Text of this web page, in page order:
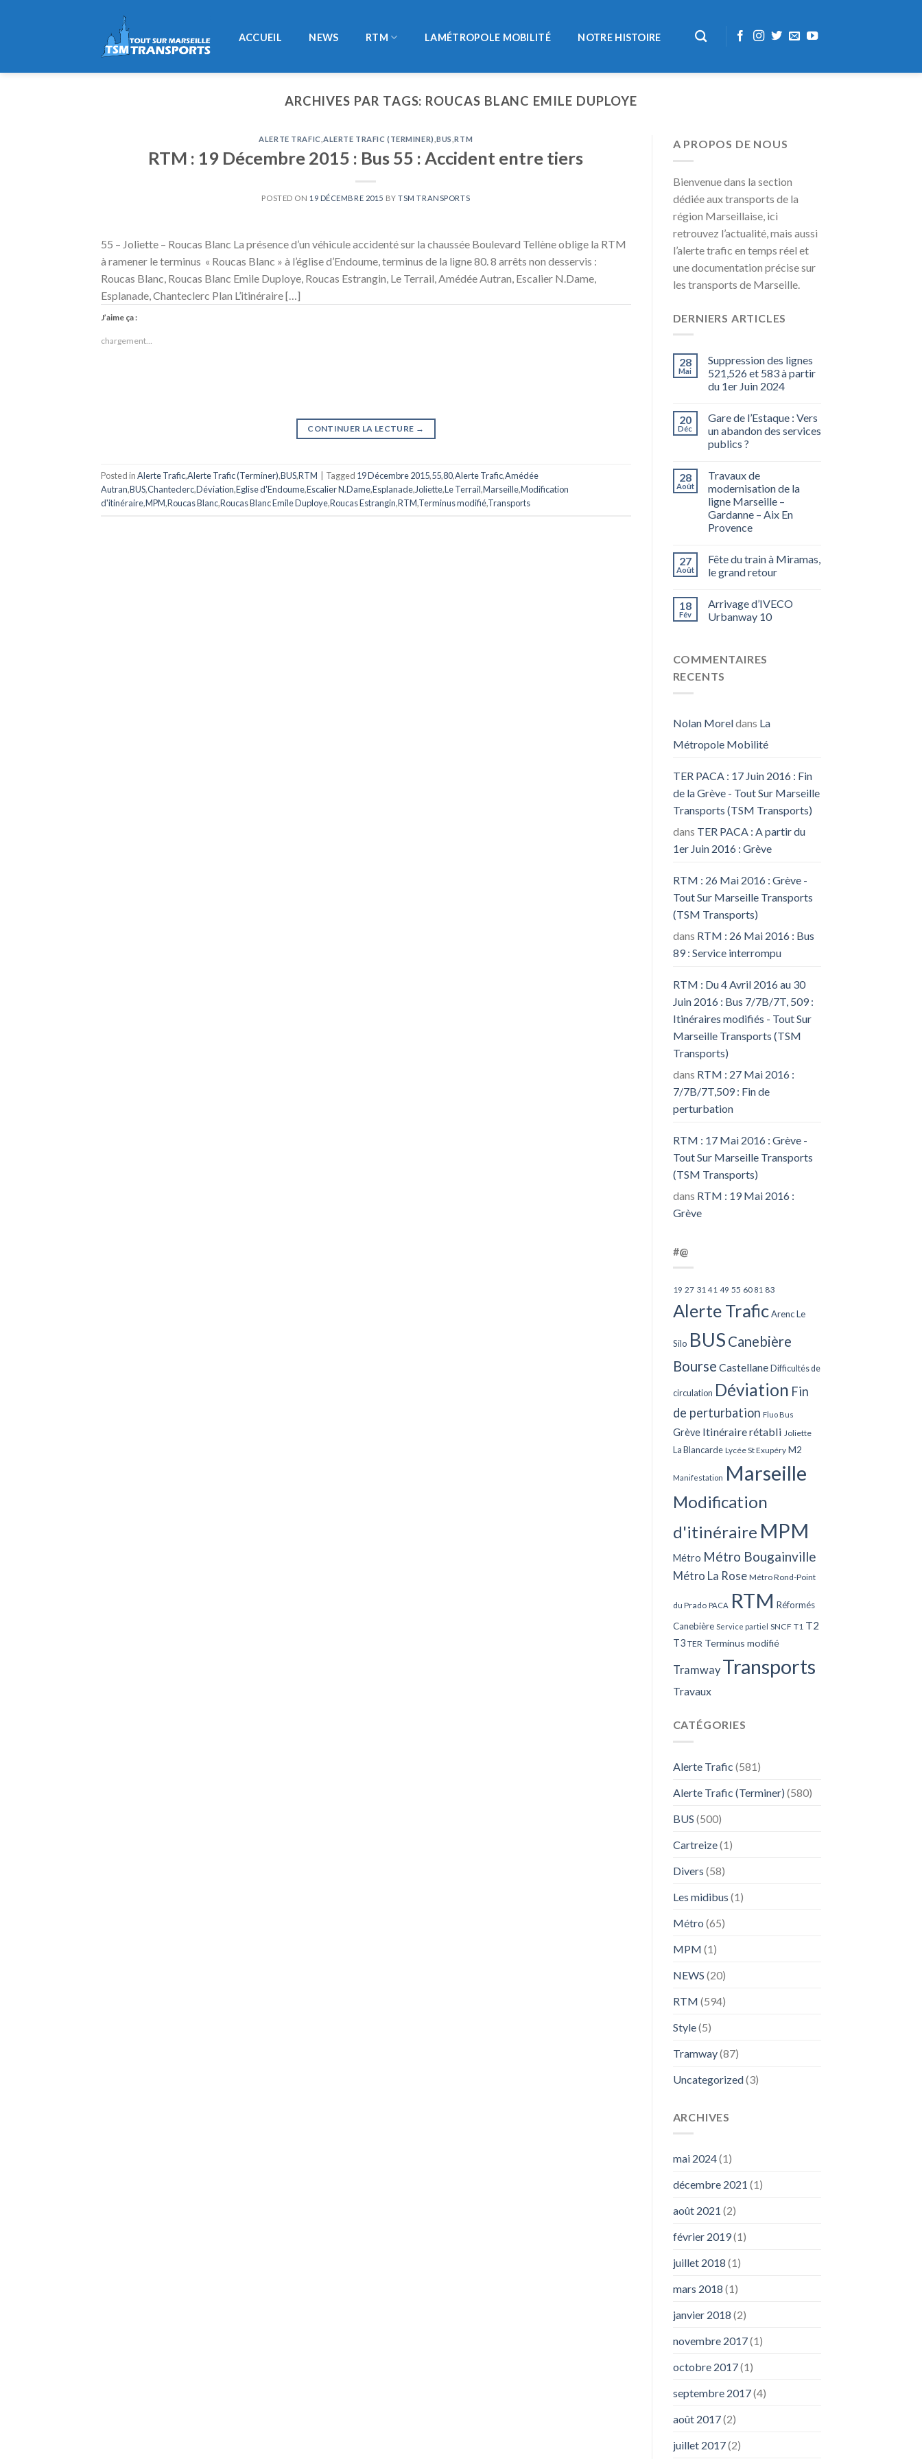
ACCUEIL NEWS RTM LAMÉTROPOLE MOBILITÉ NOTRE HISTOIRE
ARCHIVES PAR TAGS: ROUCAS BLANC EMILE DUPLOYE
ALERTE TRAFIC ,ALERTE TRAFIC (TERMINER) ,BUS ,RTM
RTM : 19 Décembre 2015 : Bus 55 : Accident entre tiers
POSTED ON 19 DÉCEMBRE 2015 BYTSM TRANSPORTS
55 – Joliette – Roucas Blanc La présence d’un véhicule accidenté sur la chaussée Boulevard Tellène oblige la RTM
à ramener le terminus « Roucas Blanc » à l’église d’Endoume, terminus de la ligne 80. 8 arrêts non desservis :
Roucas Blanc, Roucas Blanc Emile Duploye, Roucas Estrangin, Le Terrail, Amédée Autran, Escalier N.Dame,
Esplanade, Chanteclerc Plan L’itinéraire […]
J’aime ça :
chargement…
CONTINUER LA LECTURE →
Posted inAlerte Trafic,Alerte Trafic (Terminer),BUS,RTM Tagged 19 Décembre 2015,55,80,Alerte Trafic,Amédée
Autran,BUS,Chanteclerc,Déviation,Eglise d'Endoume,Escalier N.Dame,Esplanade,Joliette,Le Terrail,Marseille,Modification
d'itinéraire,MPM,Roucas Blanc,Roucas Blanc Emile Duploye,Roucas Estrangin,RTM,Terminus modifié,Transports
A PROPOS DE NOUS
Bienvenue dans la section
dédiée aux transports de la
région Marseillaise, ici
retrouvez l’actualité, mais aussi
l’alerte trafic en temps réel et
une documentation précise sur
les transports de Marseille.
DERNIERS ARTICLES
28
Mai
Suppression des lignes
521,526 et 583 à partir
du 1er Juin 2024
20
Déc
Gare de l’Estaque : Vers
un abandon des services
publics ?
28
Août
Travaux de
modernisation de la
ligne Marseille –
Gardanne – Aix En
Provence
27
Août
Fête du train à Miramas,
le grand retour
18
Fév
Arrivage d’IVECO
Urbanway 10
COMMENTAIRES
RECENTS
Nolan Moreldans La
Métropole Mobilité
TER PACA : 17 Juin 2016 : Fin
de la Grève - Tout Sur Marseille
Transports (TSM Transports)
dans TER PACA : A partir du
1er Juin 2016 : Grève
RTM : 26 Mai 2016 : Grève -
Tout Sur Marseille Transports
(TSM Transports)
dans RTM : 26 Mai 2016 : Bus
89 : Service interrompu
RTM : Du 4 Avril 2016 au 30
Juin 2016 : Bus 7/7B/7T, 509 :
Itinéraires modifiés - Tout Sur
Marseille Transports (TSM
Transports)
dans RTM : 27 Mai 2016 :
7/7B/7T,509 : Fin de
perturbation
RTM : 17 Mai 2016 : Grève -
Tout Sur Marseille Transports
(TSM Transports)
dans RTM : 19 Mai 2016 :
Grève
#@
19 27 31 41 49 55 60 81 83
Alerte Trafic Arenc Le
Silo BUS Canebière
Bourse Castellane Difficultés de
circulation Déviation Fin
de perturbation Fluo Bus
Grève Itinéraire rétabli Joliette
La Blancarde Lycée St Exupéry M2
Manifestation Marseille
Modification
d'itinéraire MPM
Métro Métro Bougainville
Métro La Rose Métro Rond-Point
du Prado PACA RTM Réformés
Canebière Service partiel SNCF T1 T2
T3 TER Terminus modifié
Tramway Transports
Travaux
CATÉGORIES
Alerte Trafic (581)
Alerte Trafic (Terminer) (580)
BUS (500)
Cartreize(1)
Divers (58)
Les midibus (1)
Métro (65)
MPM (1)
NEWS (20)
RTM (594)
Style(5)
Tramway(87)
Uncategorized(3)
ARCHIVES
mai 2024(1)
décembre 2021 (1)
août 2021 (2)
février 2019(1)
juillet 2018 (1)
mars 2018 (1)
janvier 2018 (2)
novembre 2017(1)
octobre 2017(1)
septembre 2017(4)
août 2017(2)
juillet 2017(2)